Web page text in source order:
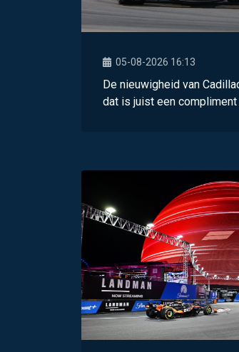
05-08-2026 16:13
De nieuwigheid van
dat is juist een compliment